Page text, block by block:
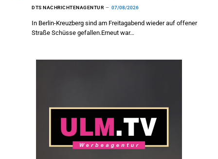
DTS NACHRICHTENAGENTUR 07/08/2026
In Berlin-Kreuzberg sind am Freitagabend wieder auf offener
Straße Schüsse gefallen.Erneut war…